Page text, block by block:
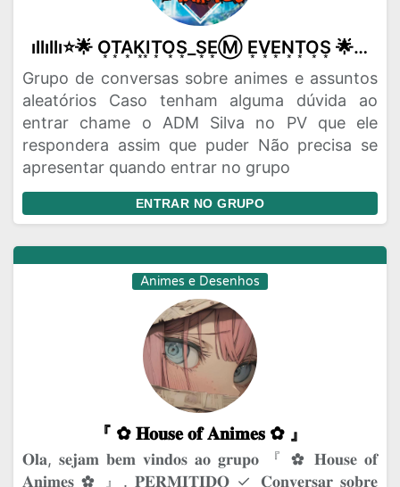
ıllıllı⭐🌟 O͙T͙A͙K͙I͙T͙O͙S͙_S͙E͙Ⓜ️ E͙V͙E͙N͙T͙O͙S͙ 🌟⭐ıllıllı
Grupo de conversas sobre animes e assuntos
aleatórios Caso tenham alguma dúvida ao
entrar chame o ADM Silva no PV que ele
respondera assim que puder Não precisa se
apresentar quando entrar no grupo
ENTRAR NO GRUPO
Animes e Desenhos
『 ✿⁠ 𝐇𝐨𝐮𝐬𝐞 𝐨𝐟 𝐀𝐧𝐢𝐦𝐞𝐬 ✿⁠ 』
𝐎𝐥𝐚, 𝐬𝐞𝐣𝐚𝐦 𝐛𝐞𝐦 𝐯𝐢𝐧𝐝𝐨𝐬 𝐚𝐨 𝐠𝐫𝐮𝐩𝐨 『 ✿⁠ 𝐇𝐨𝐮𝐬𝐞 𝐨𝐟
𝐀𝐧𝐢𝐦𝐞𝐬 ✿⁠ 』. 𝐏𝐄𝐑𝐌𝐈𝐓𝐈𝐃𝐎 ✓ 𝐂𝐨𝐧𝐯𝐞𝐫𝐬𝐚𝐫 𝐬𝐨𝐛𝐫𝐞